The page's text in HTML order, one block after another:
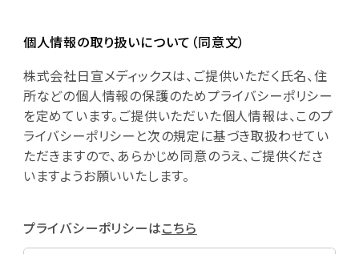
個人情報の取り扱いについて（同意文）
株式会社日宣メディックスは、ご提供いただく氏名、住
所などの個人情報の保護のためプライバシーポリシー
を定めています。ご提供いただいた個人情報は、このプ
ライバシーポリシーと次の規定に基づき取扱わせてい
ただきますので、あらかじめ同意のうえ、ご提供くださ
いますようお願いいたします。
プライバシーポリシーはこちら